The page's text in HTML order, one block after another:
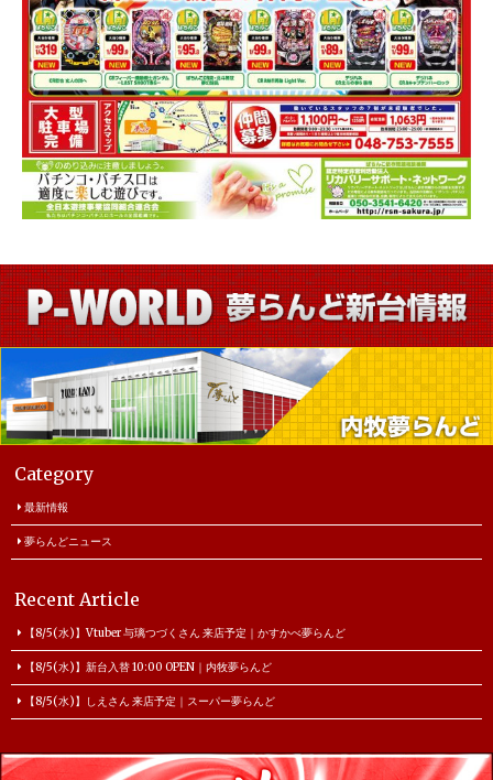
Category
最新情報
夢らんどニュース
Recent Article
【8/5(水)】Vtuber 与璃つづくさん 来店予定｜かすかべ夢らんど
【8/5(水)】新台入替 10:00 OPEN｜内牧夢らんど
【8/5(水)】しえさん 来店予定｜スーパー夢らんど